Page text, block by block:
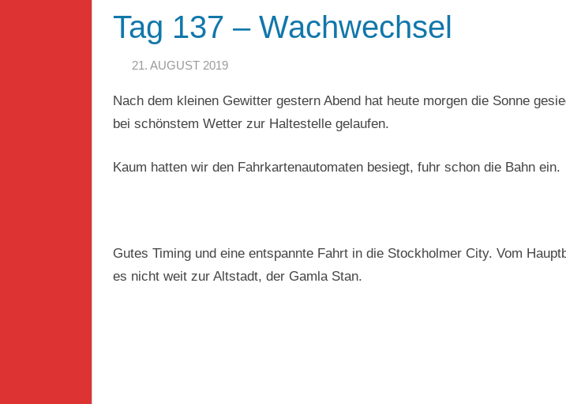
Geheimrat
auf
Reisen
Tag 137 – Wachwechsel
21. AUGUST 2019
Nach dem kleinen Gewitter gestern Abend hat heute morgen die Sonne
bei schönstem Wetter zur Haltestelle gelaufen.
Kaum hatten wir den Fahrkartenautomaten besiegt, fuhr schon die Bahn ein.
Gutes Timing und eine entspannte Fahrt in die Stockholmer City. Vom
es nicht weit zur Altstadt, der Gamla Stan.